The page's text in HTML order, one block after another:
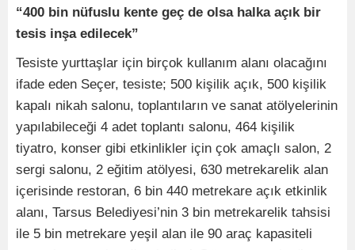
“400 bin nüfuslu kente geç de olsa halka açık bir
tesis inşa edilecek”
Tesiste yurttaşlar için birçok kullanım alanı olacağını
ifade eden Seçer, tesiste; 500 kişilik açık, 500 kişilik
kapalı nikah salonu, toplantıların ve sanat atölyelerinin
yapılabileceği 4 adet toplantı salonu, 464 kişilik
tiyatro, konser gibi etkinlikler için çok amaçlı salon, 2
sergi salonu, 2 eğitim atölyesi, 630 metrekarelik alan
içerisinde restoran, 6 bin 440 metrekare açık etkinlik
alanı, Tarsus Belediyesi’nin 3 bin metrekarelik tahsisi
ile 5 bin metrekare yeşil alan ile 90 araç kapasiteli